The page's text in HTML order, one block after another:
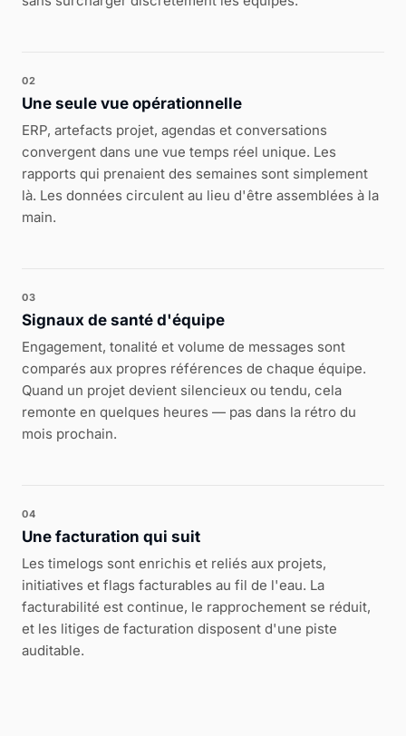
02
Une seule vue opérationnelle
ERP, artefacts projet, agendas et conversations
convergent dans une vue temps réel unique. Les
rapports qui prenaient des semaines sont simplement
là. Les données circulent au lieu d'être assemblées à la
main.
03
Signaux de santé d'équipe
Engagement, tonalité et volume de messages sont
comparés aux propres références de chaque équipe.
Quand un projet devient silencieux ou tendu, cela
remonte en quelques heures — pas dans la rétro du
mois prochain.
04
Une facturation qui suit
Les timelogs sont enrichis et reliés aux projets,
initiatives et flags facturables au fil de l'eau. La
facturabilité est continue, le rapprochement se réduit,
et les litiges de facturation disposent d'une piste
auditable.